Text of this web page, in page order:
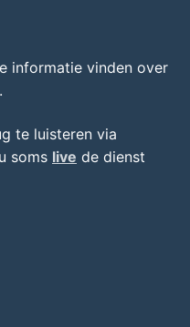
informatie vinden over
te luisteren via
soms live de dienst